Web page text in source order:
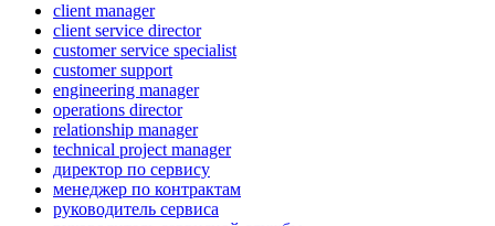
client manager
client service director
customer service specialist
customer support
engineering manager
operations director
relationship manager
technical project manager
директор по сервису
менеджер по контрактам
руководитель сервиса